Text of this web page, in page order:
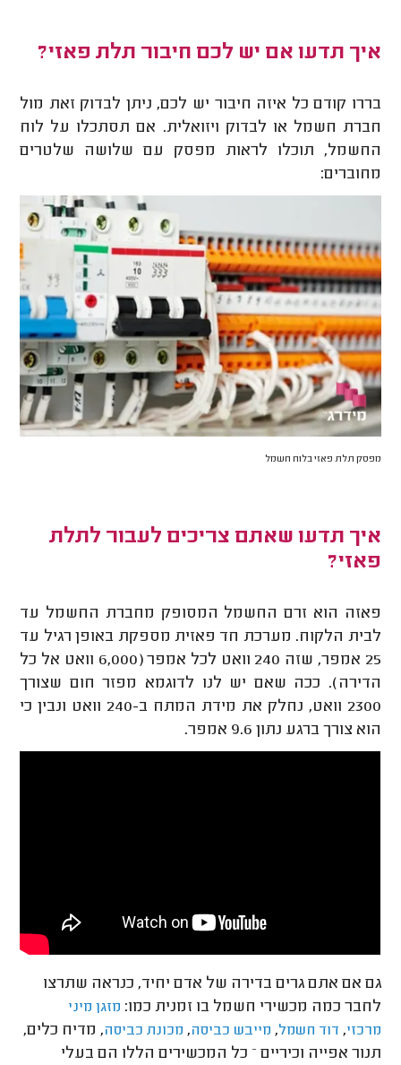
איך תדעו אם יש לכם חיבור תלת פאזי?
בררו קודם כל איזה חיבור יש לכם, ניתן לבדוק זאת מול
חברת חשמל או לבדוק ויזואלית. אם תסתכלו על לוח
החשמל, תוכלו לראות מפסק עם שלושה שלטרים
מחוברים:
מפסק תלת פאזי בלוח חשמל
איך תדעו שאתם צריכים לעבור לתלת
פאזי?
פאזה הוא זרם החשמל המסופק מחברת החשמל עד
לבית הלקוח. מערכת חד פאזית מספקת באופן רגיל עד
25 אמפר, שזה 240 וואט לכל אמפר (6,000 וואט אל כל
הדירה). ככה שאם יש לנו לדוגמא מפזר חום שצורך
2300 וואט, נחלק את מידת המתח ב-240 וואט ונבין כי
הוא צורך ברגע נתון 9.6 אמפר.
גם אם אתם גרים בדירה של אדם יחיד, כנראה שתרצו
לחבר כמה מכשירי חשמל בו זמנית כמו: מזגן מיני
מרכזי, דוד חשמל, מייבש כביסה, מכונת כביסה, מדיח כלים,
תנור אפייה וכיריים – כל המכשירים הללו הם בעלי